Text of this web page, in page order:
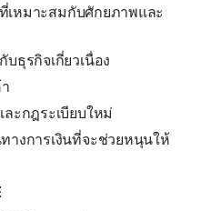
เหมาะสมกับศักยภาพและ
ธุรกิจเกี่ยวเนื่อง
ะกฎระเบียบใหม่
างการเงินที่จะช่วยหนุนให้